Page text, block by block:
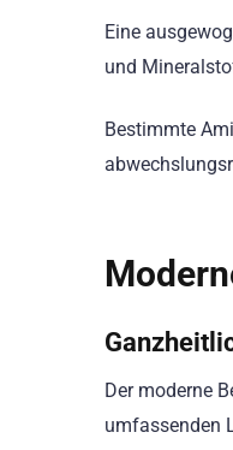
Eine
und
Bestimmte
Der moderne
umfassenden